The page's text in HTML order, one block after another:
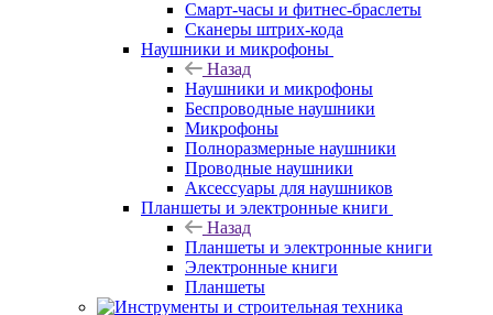
Смарт-часы и фитнес-браслеты
Сканеры штрих-кода
Наушники и микрофоны
Назад
Наушники и микрофоны
Беспроводные наушники
Микрофоны
Полноразмерные наушники
Проводные наушники
Аксессуары для наушников
Планшеты и электронные книги
Назад
Планшеты и электронные книги
Электронные книги
Планшеты